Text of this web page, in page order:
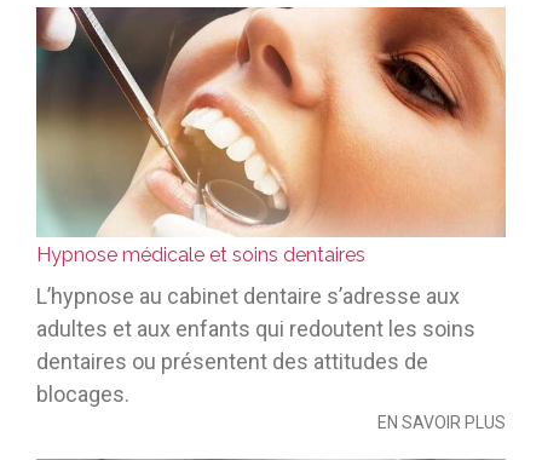
Hypnose médicale et soins dentaires
L’hypnose au cabinet dentaire s’adresse aux
adultes et aux enfants qui redoutent les soins
dentaires ou présentent des attitudes de
blocages.
EN SAVOIR PLUS